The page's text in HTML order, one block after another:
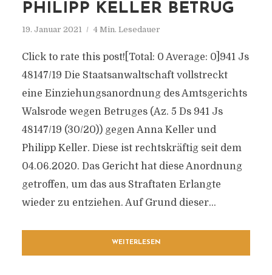
PHILIPP KELLER BETRUG
19. Januar 2021 4 Min. Lesedauer
Click to rate this post![Total: 0 Average: 0]941 Js
48147/​19 Die Staatsanwaltschaft vollstreckt
eine Einziehungsanordnung des Amtsgerichts
Walsrode wegen Betruges (Az. 5 Ds 941 Js
48147/​19 (30/​20)) gegen Anna Keller und
Philipp Keller. Diese ist rechtskräftig seit dem
04.06.2020. Das Gericht hat diese Anordnung
getroffen, um das aus Straftaten Erlangte
wieder zu entziehen. Auf Grund dieser...
WEITERLESEN